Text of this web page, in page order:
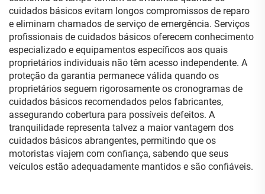
cuidados básicos evitam longos compromissos de reparo
e eliminam chamados de serviço de emergência. Serviços
profissionais de cuidados básicos oferecem conhecimento
especializado e equipamentos específicos aos quais
proprietários individuais não têm acesso independente. A
proteção da garantia permanece válida quando os
proprietários seguem rigorosamente os cronogramas de
cuidados básicos recomendados pelos fabricantes,
assegurando cobertura para possíveis defeitos. A
tranquilidade representa talvez a maior vantagem dos
cuidados básicos abrangentes, permitindo que os
motoristas viajem com confiança, sabendo que seus
veículos estão adequadamente mantidos e são confiáveis.